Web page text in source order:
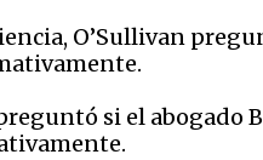
O’Sullivan
si el abogado